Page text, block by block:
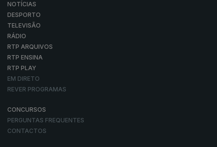
NOTÍCIAS
DESPORTO
TELEVISÃO
RÁDIO
RTP ARQUIVOS
RTP ENSINA
RTP PLAY
EM DIRETO
REVER PROGRAMAS
CONCURSOS
PERGUNTAS FREQUENTES
CONTACTOS